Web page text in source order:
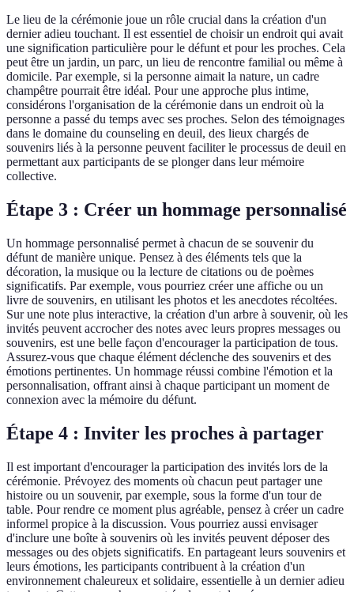
Le lieu de la cérémonie joue un rôle crucial dans la création d'un
dernier adieu touchant. Il est essentiel de choisir un endroit qui avait
une signification particulière pour le défunt et pour les proches. Cela
peut être un jardin, un parc, un lieu de rencontre familial ou même à
domicile. Par exemple, si la personne aimait la nature, un cadre
champêtre pourrait être idéal. Pour une approche plus intime,
considérons l'organisation de la cérémonie dans un endroit où la
personne a passé du temps avec ses proches. Selon des témoignages
dans le domaine du counseling en deuil, des lieux chargés de
souvenirs liés à la personne peuvent faciliter le processus de deuil en
permettant aux participants de se plonger dans leur mémoire
collective.
Étape 3 : Créer un hommage personnalisé
Un hommage personnalisé permet à chacun de se souvenir du
défunt de manière unique. Pensez à des éléments tels que la
décoration, la musique ou la lecture de citations ou de poèmes
significatifs. Par exemple, vous pourriez créer une affiche ou un
livre de souvenirs, en utilisant les photos et les anecdotes récoltées.
Sur une note plus interactive, la création d'un arbre à souvenir, où les
invités peuvent accrocher des notes avec leurs propres messages ou
souvenirs, est une belle façon d'encourager la participation de tous.
Assurez-vous que chaque élément déclenche des souvenirs et des
émotions pertinentes. Un hommage réussi combine l'émotion et la
personnalisation, offrant ainsi à chaque participant un moment de
connexion avec la mémoire du défunt.
Étape 4 : Inviter les proches à partager
Il est important d'encourager la participation des invités lors de la
cérémonie. Prévoyez des moments où chacun peut partager une
histoire ou un souvenir, par exemple, sous la forme d'un tour de
table. Pour rendre ce moment plus agréable, pensez à créer un cadre
informel propice à la discussion. Vous pourriez aussi envisager
d'inclure une boîte à souvenirs où les invités peuvent déposer des
messages ou des objets significatifs. En partageant leurs souvenirs et
leurs émotions, les participants contribuent à la création d'un
environnement chaleureux et solidaire, essentielle à un dernier adieu